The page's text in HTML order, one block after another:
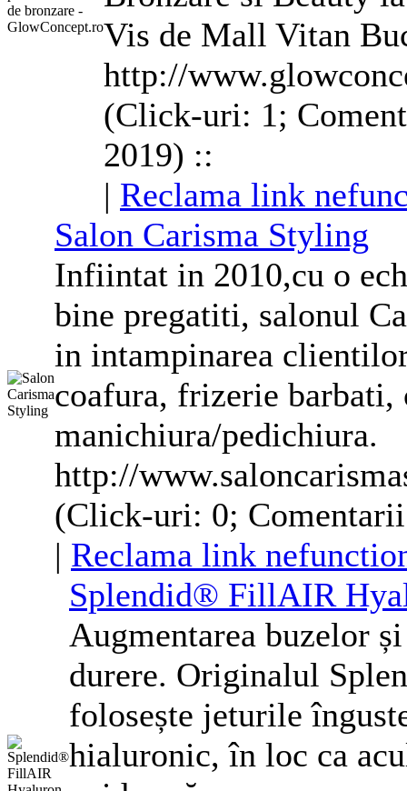
Vis de Mall Vitan
http://
(Click-uri: 1;
2019) ::
| Reclama link
Salon Carisma Styling
Infiintat in 2010,cu o
bine pregatiti, salonul
in intampinarea
coafura, frizerie barbati,
manichiura/pedichiura.
http://
(Click-uri: 0;
| Reclama link
Splendid® FillAIR
Augmentarea buzelor
durere. Originalul
folosește jeturile
hialuronic, în loc ca